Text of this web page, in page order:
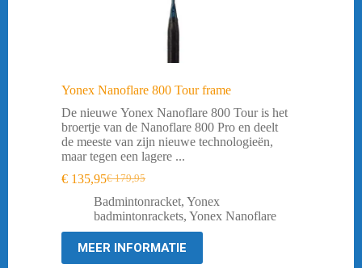
Yonex Nanoflare 800 Tour frame
De nieuwe Yonex Nanoflare 800 Tour is het
broertje van de Nanoflare 800 Pro en deelt
de meeste van zijn nieuwe technologieën,
maar tegen een lagere ...
€179,95
Oorspronkelijke
prijs
was:
€ 179,95.
€ 135,95Huidige
prijs
is:
€ 135,95.
Badmintonracket, Yonex
badmintonrackets, Yonex Nanoflare
MEER INFORMATIE